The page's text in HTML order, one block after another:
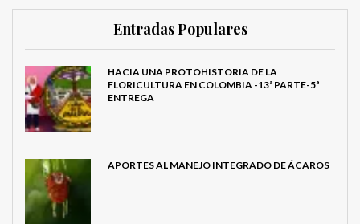
Entradas Populares
HACIA UNA PROTOHISTORIA DE LA
FLORICULTURA EN COLOMBIA -13ª PARTE-5ª
ENTREGA
APORTES AL MANEJO INTEGRADO DE ÁCAROS